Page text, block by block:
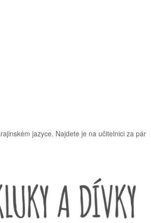
jazyce. Najdete je na učitelnici za pár